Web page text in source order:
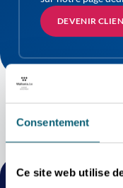
Consentement
Ce site web utilise
DEVENIR